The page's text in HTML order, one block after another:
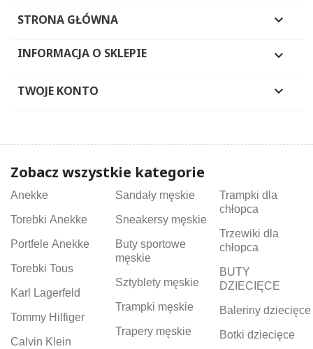
STRONA GŁÓWNA 
INFORMACJA O SKLEPIE 
TWOJE KONTO 
Zobacz wszystkie kategorie
Anekke
Torebki Anekke
Portfele Anekke
Torebki Tous
Karl Lagerfeld
Tommy Hilfiger
Calvin Klein
Sandały męskie
Sneakersy męskie
Buty sportowe
męskie
Sztyblety męskie
Trampki męskie
Trapery męskie
Trampki dla
chłopca
Trzewiki dla
chłopca
BUTY
DZIECIĘCE
Baleriny dziecięce
Botki dziecięce